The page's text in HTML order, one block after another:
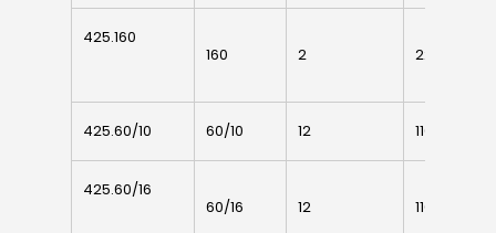
160 2 225
425.60/10 60/10 12 110
60/16 12 110
425.160
425.60/10
425.60/16
Accessori
Swing gates